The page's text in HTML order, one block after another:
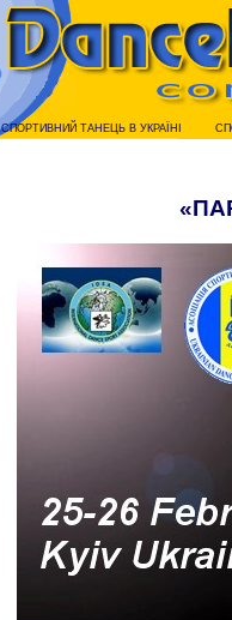
СПОРТИВНИЙ ТАНЕЦЬ В УКРАЇНI